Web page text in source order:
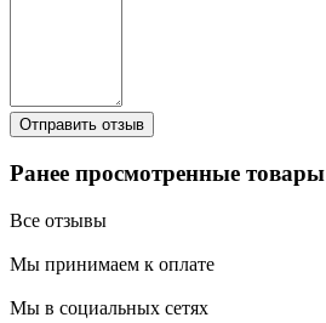
Ранее просмотренные товары
Все отзывы
Мы принимаем к оплате
Мы в социальных сетях